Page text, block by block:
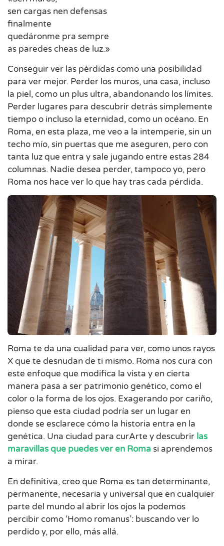
sen cargas nen defensas
finalmente
quedáronme pra sempre
as paredes cheas de luz.»
Conseguir ver las pérdidas como una posibilidad
para ver mejor. Perder los muros, una casa, incluso
la piel, como un plus ultra, abandonando los límites.
Perder lugares para descubrir detrás simplemente
tiempo o incluso la eternidad, como un océano. En
Roma, en esta plaza, me veo a la intemperie, sin un
techo mío, sin puertas que me aseguren, pero con
tanta luz que entra y sale jugando entre estas 284
columnas. Nadie desea perder, tampoco yo, pero
Roma nos hace ver lo que hay tras cada pérdida.
Roma te da una cualidad para ver, como unos rayos
X que te desnudan de ti mismo. Roma nos cura con
este enfoque que modifica la vista y en cierta
manera pasa a ser patrimonio genético, como el
color o la forma de los ojos. Exagerando por cariño,
pienso que esta ciudad podría ser un lugar en
donde se esclarece cómo la historia entra en la
genética. Una ciudad para curArte y descubrir las
maravillas que puedes ver en Roma si aprendemos
a mirar.
En definitiva, creo que Roma es tan determinante,
permanente, necesaria y universal que en cualquier
parte del mundo al abrir los ojos la podemos
percibir como ‘Homo romanus’: buscando ver lo
perdido y, por ello, más allá.